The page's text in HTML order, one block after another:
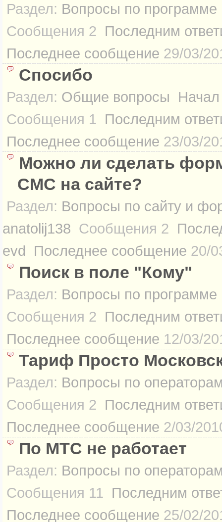
Раздел: Вопросы по программе
Сообщения 2 Последним
Последнее сообщение 29/03/
Спосибо
Раздел: Общие вопросы
Начал
Сообщения 1 Последним
Последнее сообщение 23/03/
Можно ли сделать
СМС на сайте?
Раздел: Вопросы по сайту и
anatolij138 Сообщения 2
evd
Последнее сообщение 20/
Поиск в поле "Кому"
Раздел: Вопросы по программе
Сообщения 2 Последним
Последнее сообщение 12/03/
Тариф Просто
Раздел: Вопросы по
Сообщения 2 Последним
Последнее сообщение 2/03/
По МТС не работает
Раздел: Вопросы по
Сообщения 11 Последним
Последнее сообщение 25/02/